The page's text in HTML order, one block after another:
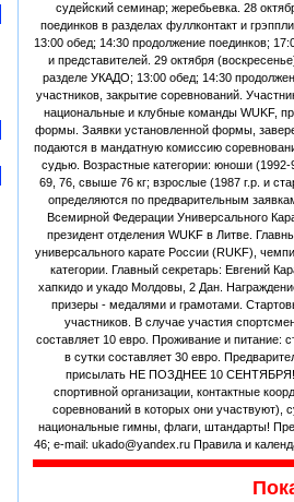
судейский семинар; жеребьевка. 28
поединков в разделах фуллконтакт и
13:00 обед; 14:30 продолжение поединков;
и представителей. 29 октября
разделе УКАДО; 13:00 обед; 14:30
участников, закрытие соревнований.
национальные и клубные команды WUKF,
формы. Заявки установленной формы,
подаются в мандатную комиссию
судью. Возрастные категории: юноши
69, 76, свыше 76 кг; взрослые (1987 г.р. и
определяются по предварительным
Всемирной Федерации Универсального
президент отделения WUKF в Литве.
универсального карате России (RUKF),
категории. Главный секретарь: Евгений
хапкидо и укадо Молдовы, 2 Дан.
призеры - медалями и грамотами.
участников. В случае участия
составляет 10 евро. Проживание и питание:
в сутки составляет 30 евро.
присылать НЕ ПОЗДНЕЕ 10 СЕНТЯБРЯ!!!
спортивной организации, контактные
соревнований в которых они участвуют),
национальные гимны, флаги, штандарты!
46; e-mail: ukado@yandex.ru Правила и